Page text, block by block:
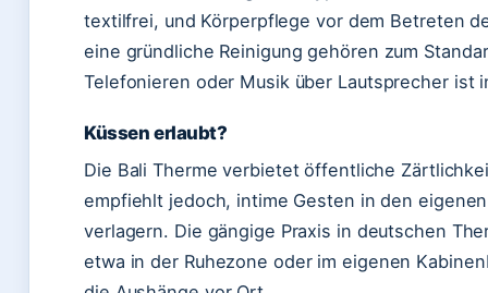
textilfrei, und Körperpflege vor dem Betreten
eine gründliche Reinigung gehören zum
Telefonieren oder Musik über Lautsprecher ist
Küssen erlaubt?
Die Bali Therme verbietet öffentliche
empfiehlt jedoch, intime Gesten in den
verlagern. Die gängige Praxis in deutschen
etwa in der Ruhezone oder im eigenen